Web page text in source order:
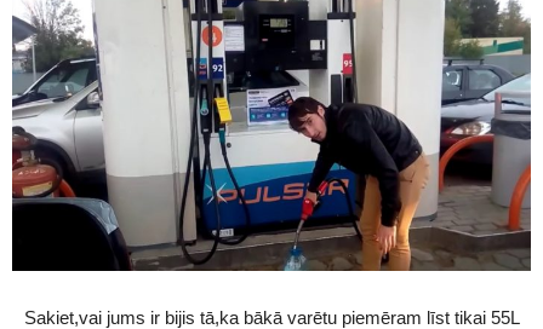
Sakiet,vai jums ir bijis tā,ka bākā varētu piemēram līst tikai 55L